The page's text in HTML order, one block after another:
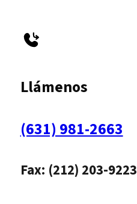
Llámenos
(631) 981-2663
Fax: (212) 203-9223